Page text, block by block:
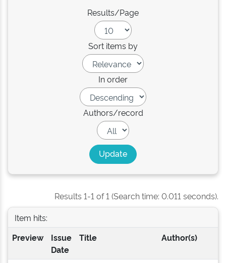
Results/Page
Sort items by
In order
Authors/record
Results 1-1 of 1 (Search time: 0.011 seconds).
Item hits:
Preview
Issue
Date
Title Author(s)